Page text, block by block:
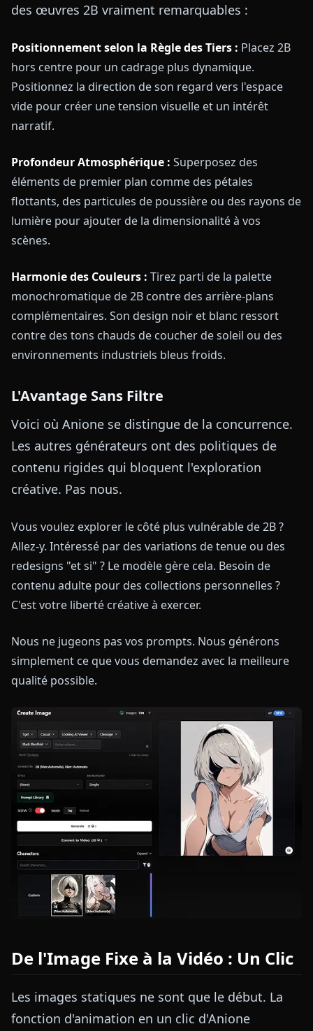
des œuvres 2B vraiment remarquables :
Positionnement selon la Règle des Tiers : Placez 2B
hors centre pour un cadrage plus dynamique.
Positionnez la direction de son regard vers l'espace
vide pour créer une tension visuelle et un intérêt
narratif.
Profondeur Atmosphérique : Superposez des
éléments de premier plan comme des pétales
flottants, des particules de poussière ou des rayons de
lumière pour ajouter de la dimensionalité à vos
scènes.
Harmonie des Couleurs : Tirez parti de la palette
monochromatique de 2B contre des arrière-plans
complémentaires. Son design noir et blanc ressort
contre des tons chauds de coucher de soleil ou des
environnements industriels bleus froids.
L'Avantage Sans Filtre
Voici où Anione se distingue de la concurrence.
Les autres générateurs ont des politiques de
contenu rigides qui bloquent l'exploration
créative. Pas nous.
Vous voulez explorer le côté plus vulnérable de 2B ?
Allez-y. Intéressé par des variations de tenue ou des
redesigns "et si" ? Le modèle gère cela. Besoin de
contenu adulte pour des collections personnelles ?
C'est votre liberté créative à exercer.
Nous ne jugeons pas vos prompts. Nous générons
simplement ce que vous demandez avec la meilleure
qualité possible.
De l'Image Fixe à la Vidéo : Un Clic
Les images statiques ne sont que le début. La
fonction d'animation en un clic d'Anione